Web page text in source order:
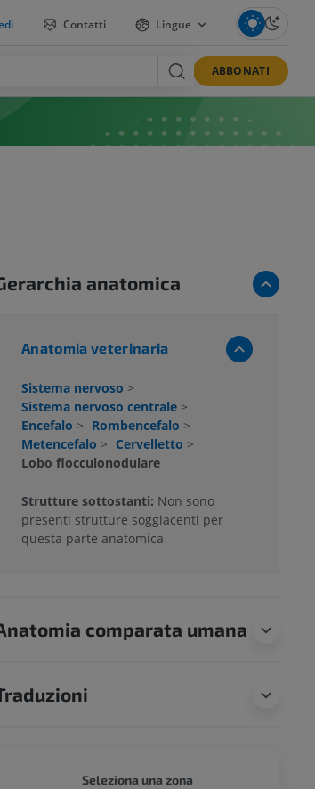
Contatti Lingue
ABBONATI
anatomica
Anatomia veterinaria
Sistema nervoso >
Sistema nervoso centrale >
Encefalo > Rombencefalo >
Metencefalo > Cervelletto >
Lobo flocculonodulare
Strutture sottostanti: Non sono
presenti strutture soggiacenti per
questa parte anatomica
comparata umana
Seleziona una zona